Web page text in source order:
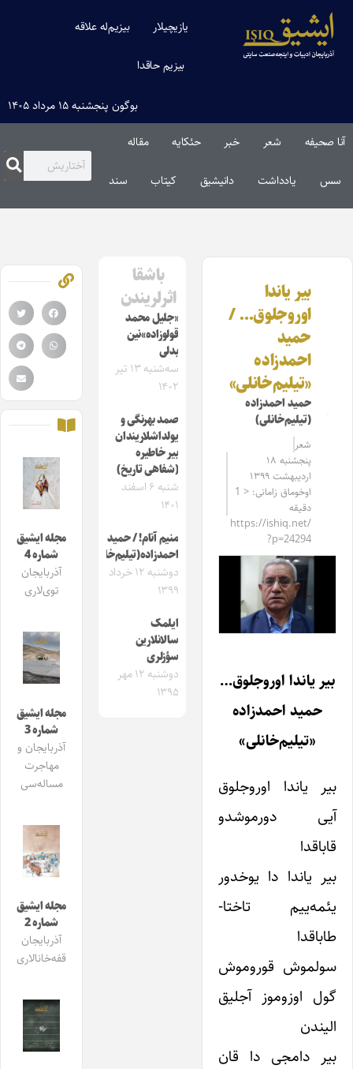
یازیچیلار بیزیم‌له علاقه
بیزیم حاقدا
بوگون پنجشنبه ۱۵ مرداد ۱۴۰۵
آنا صحیفه شعر خبر حئکایه مقاله‌
سس یادداشت دانیشیق کیتاب سند
بیر یاندا
اوروجلوق… /
حمید
احمدزاده
«تیلیم‌خانلی»
حمید احمدزاده
(تیلیم‌خانلی)
شعر
پنجشنبه ۱۸
اردیبهشت ۱۳۹۹
اوخوماق زامانی: < 1
دقیقه
https://ishiq.net/
?p=24294
بیر یاندا اوروجلوق…
حمید احمدزاده
«تیلیم‌خانلی»
بیر یاندا اوروجلوق
آیی دورموشدو
قاباقدا
بیر یاندا دا یوخدور
یئمه‌ییم تاختا-
طاباقدا
سولموش قوروموش
گول اوزوموز آجلیق
الیندن
بیر دامجی دا قان
باشقا
اثرلریندن
«جلیل محمد
قولوزاده»نین
بدلی
سه‌شنبه ۱۳ تیر
۱۴۰۲
صمد بهرنگی و
یولداشلاریندان
بیر خاطیره
(شفاهی تاریخ)
شنبه ۶ اسفند
۱۴۰۱
منیم آنام! / حمید
احمدزاده(تیلیم‌خانلی)
دوشنبه ۱۲ خرداد
۱۳۹۹
ایلمک
سالانلارین
سؤزلری
دوشنبه ۱۲ مهر
۱۳۹۵
مجله ایشیق
شماره 4
آذربایجان
توی‌لاری
مجله ایشیق
شماره 3
آذربایجان و
مهاجرت
مساله‌سی
مجله ایشیق
شماره 2
آذربایجان
قفه‌خانالاری